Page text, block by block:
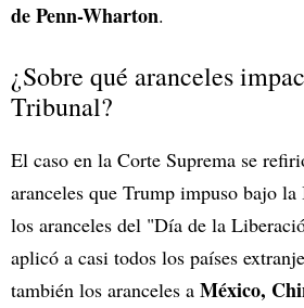
de Penn-Wharton.
¿Sobre qué aranceles
Tribunal?
El caso en la Corte Suprema se
aranceles que Trump impuso bajo
los aranceles del "Día de la
aplicó a casi todos los países
también los aranceles a México,